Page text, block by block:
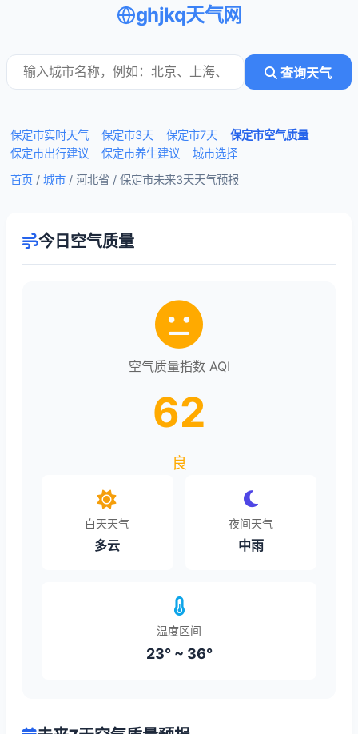
ghjkq天气网
查询天气
保定市实时天气 保定市3天 保定市7天
保定市空气质量
保定市出行建议
保定市养生建议
城市选择
首页 / 城市 / 河北省 / 保定市未来3天天气预报
今日空气质量
空气质量指数 AQI
62
良
白天天气
多云
夜间天气
中雨
温度区间
23° ~ 36°